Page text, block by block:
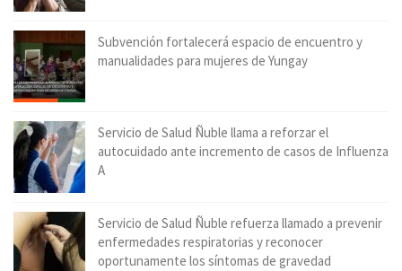
Subvención fortalecerá espacio de encuentro y
manualidades para mujeres de Yungay
Servicio de Salud Ñuble llama a reforzar el
autocuidado ante incremento de casos de Influenza
A
Servicio de Salud Ñuble refuerza llamado a prevenir
enfermedades respiratorias y reconocer
oportunamente los síntomas de gravedad